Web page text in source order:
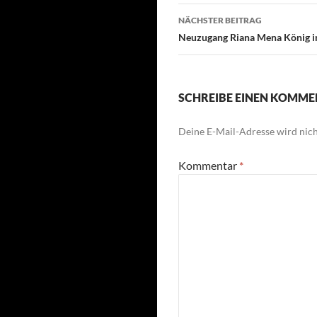
NÄCHSTER BEITRAG
Neuzugang Riana Mena König
SCHREIBE EINEN
Deine E-Mail-Adresse wird
Kommentar *